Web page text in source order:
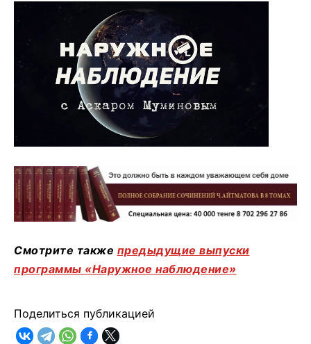
Смотрите также предыдущие выпуски
программы «Наружное наблюдение»
Поделиться публикацией